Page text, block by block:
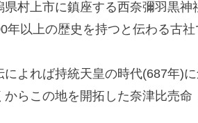
県村上市に鎮座する西奈彌羽黒神
年以上の歴史を持つと伝わる古社
によれば持統天皇の時代(687年)に
からこの地を開拓した奈津比売命